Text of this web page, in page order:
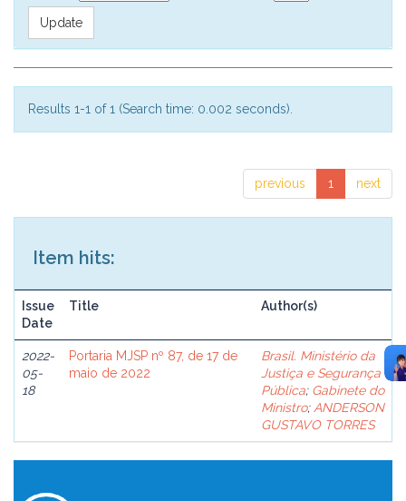
Results 1-1 of 1 (Search time: 0.002 seconds).
previous 1 next
Item hits:
Issue
Date
Title Author(s)
2022-
05-
18
Portaria MJSP nº 87, de 17 de
maio de 2022
Brasil. Ministério da
Justiça e Segurança
Pública; Gabinete do
Ministro; ANDERSON
GUSTAVO TORRES